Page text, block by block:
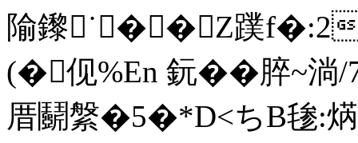
隃 鑗˙��Z蹼f�:2
(�伣%En 鈨� �脺~淌/7
厝鬬縏�5�*D<ちB毶: